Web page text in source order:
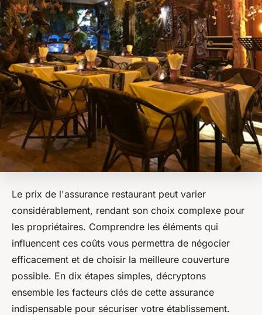
Le prix de l'assurance restaurant peut varier
considérablement, rendant son choix complexe pour
les propriétaires. Comprendre les éléments qui
influencent ces coûts vous permettra de négocier
efficacement et de choisir la meilleure couverture
possible. En dix étapes simples, décryptons
ensemble les facteurs clés de cette assurance
indispensable pour sécuriser votre établissement.